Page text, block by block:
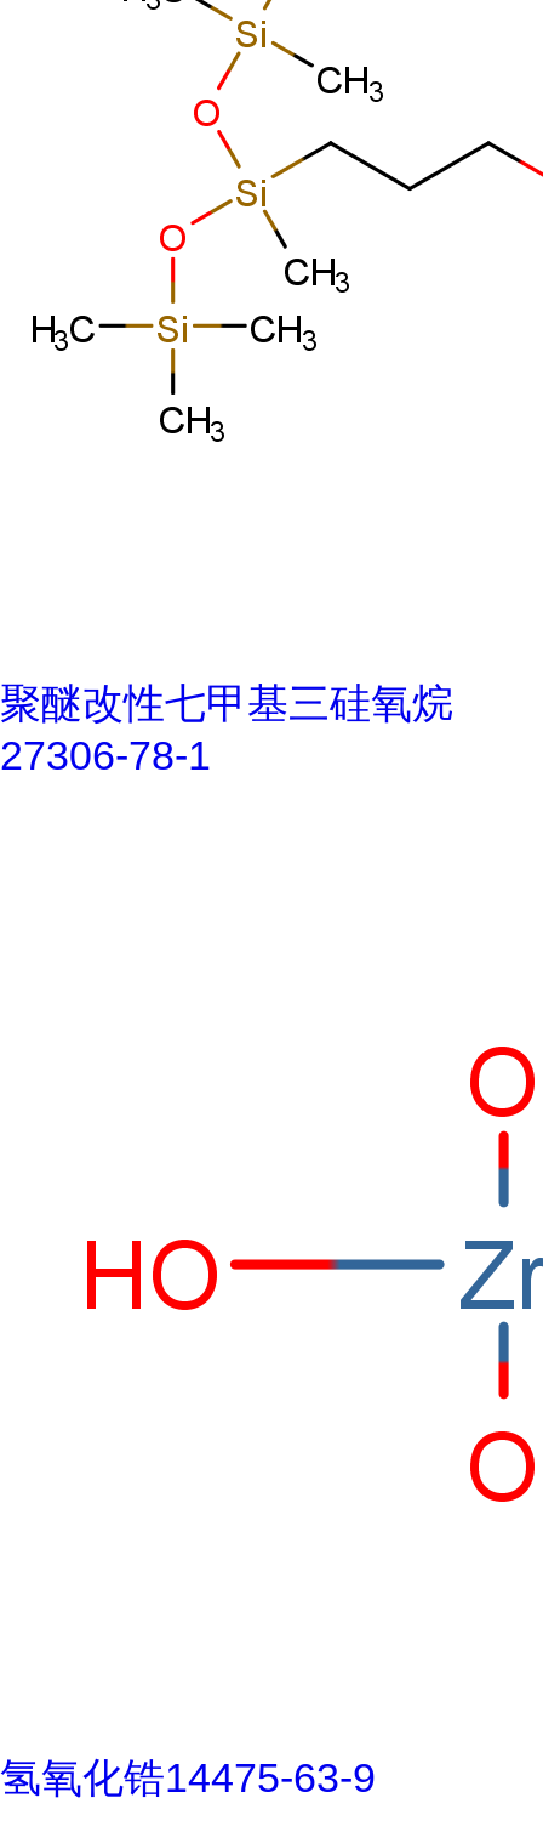
聚醚改性七甲基三硅氧烷
27306-78-1
氢氧化锆14475-63-9